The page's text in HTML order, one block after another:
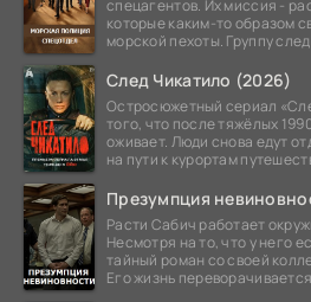
спецагентов. Их миссия -
которые каким-то образом
морской пехоты. Группу
След Чикатило (2026)
Остросюжетный сериал
того, что после тяжёлых
оживает. Люди снова едут
на пути к курортам
Презумпция
Расти Сабич работает
Несмотря на то, что у него
тайный роман со своей
Его жизнь